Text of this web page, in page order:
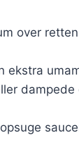
over
ekstra
dampede